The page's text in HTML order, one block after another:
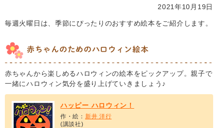
2021年10月19日
毎週火曜日は、季節にぴったりのおすすめ絵本をご紹介します。
赤ちゃんのためのハロウィン絵本
赤ちゃんから楽しめるハロウィンの絵本をピックアップ。親子で
一緒にハロウィン気分を盛り上げていきましょう♪
ハッピー ハロウィン！
作・絵： 新井 洋行
(講談社)